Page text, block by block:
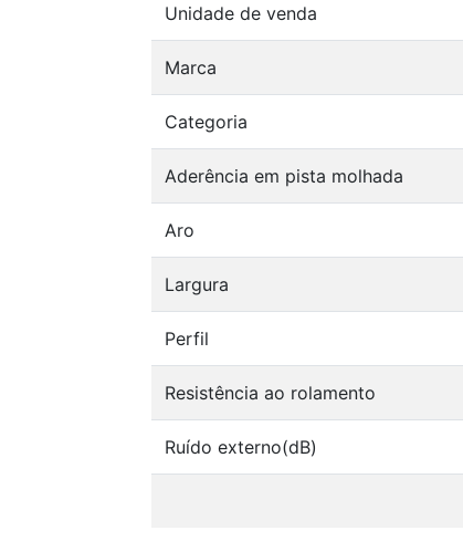
Unidade de venda
Marca
Categoria
Aderência em pista molhada
Aro
Largura
Perfil
Resistência ao rolamento
Ruído externo(dB)